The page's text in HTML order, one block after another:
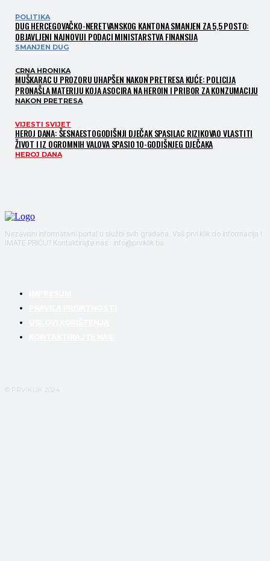
POLITIKA
DUG HERCEGOVAČKO-NERETVANSKOG KANTONA SMANJEN ZA 5,5 POSTO:
OBJAVLJENI NAJNOVIJI PODACI MINISTARSTVA FINANSIJA
SMANJEN DUG
CRNA HRONIKA
MUŠKARAC U PROZORU UHAPŠEN NAKON PRETRESA KUĆE: POLICIJA
PRONAŠLA MATERIJU KOJA ASOCIRA NA HEROIN I PRIBOR ZA KONZUMACIJU
NAKON PRETRESA
VIJESTI SVIJET
HEROJ DANA: ŠESNAESTOGODIŠNJI DJEČAK SPASILAC RIZIKOVAO VLASTITI
ŽIVOT I IZ OGROMNIH VALOVA SPASIO 10-GODIŠNJEG DJEČAKA
HEROJ DANA
Nezavisni informativni portal u službi svih građana. Vaš prvi klik do informacija !
IMATE PRIČU? Kontaktirajte nas : info@prviklik.ba
© PRVIKLIK 2024